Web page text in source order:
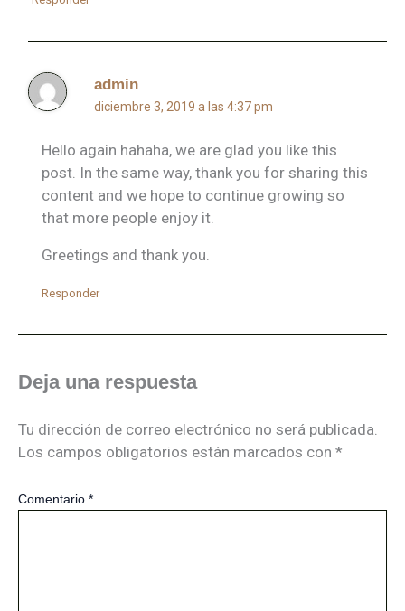
admin
diciembre 3, 2019 a las 4:37 pm
Hello again hahaha, we are glad you like this
post. In the same way, thank you for sharing this
content and we hope to continue growing so
that more people enjoy it.
Greetings and thank you.
Responder
Deja una respuesta
Tu dirección de correo electrónico no será publicada.
Los campos obligatorios están marcados con *
Comentario *